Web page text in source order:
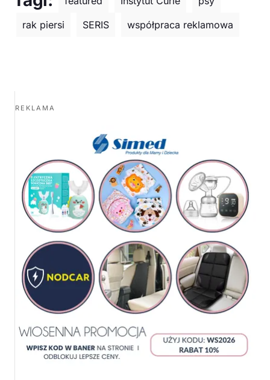
rak piersi
SERIS współpraca reklamowa
REKLAMA